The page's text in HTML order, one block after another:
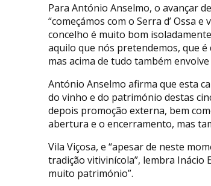
Para António Anselmo, o avançar
“começámos com o Serra d’ Ossa
concelho é muito bom
aquilo que nós pretendemos, que é
mas acima de tudo também
António Anselmo afirma que esta
do vinho e do património destas
depois promoção externa, bem
abertura e o encerramento, mas
Vila Viçosa, e “apesar de neste
tradição vitivinícola”, lembra Inácio
muito património”.